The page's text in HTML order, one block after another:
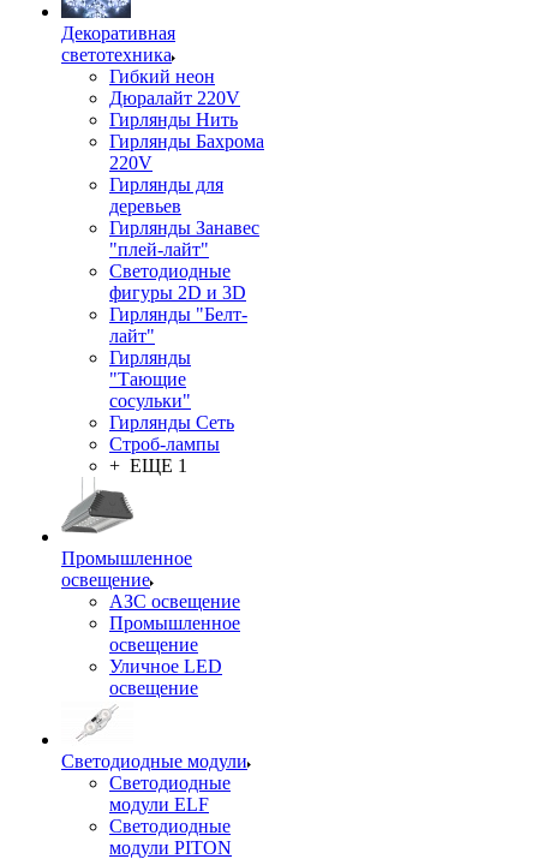
Декоративная
светотехника
Гибкий неон
Дюралайт 220V
Гирлянды Нить
Гирлянды Бахрома
220V
Гирлянды для
деревьев
Гирлянды Занавес
"плей-лайт"
Светодиодные
фигуры 2D и 3D
Гирлянды "Белт-
лайт"
Гирлянды
"Тающие
сосульки"
Гирлянды Сеть
Строб-лампы
+ ЕЩЕ 1
Промышленное
освещение
АЗС освещение
Промышленное
освещение
Уличное LED
освещение
Светодиодные модули
Светодиодные
модули ELF
Светодиодные
модули PITON